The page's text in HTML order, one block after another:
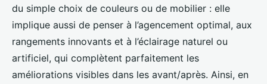
du simple choix de couleurs ou de mobilier : elle
implique aussi de penser à l’agencement optimal, aux
rangements innovants et à l’éclairage naturel ou
artificiel, qui complètent parfaitement les
améliorations visibles dans les avant/après. Ainsi, en